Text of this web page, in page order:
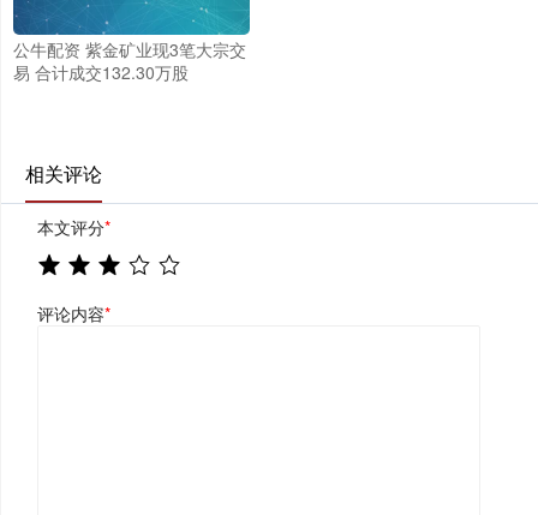
公牛配资 紫金矿业现3笔大宗交
易 合计成交132.30万股
相关评论
本文评分*
评论内容*